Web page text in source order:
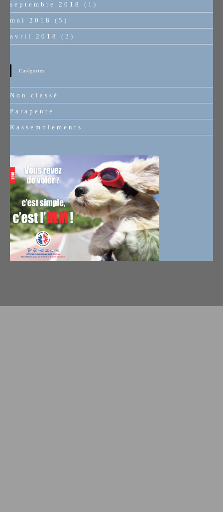
septembre 2018 (1)
mai 2018 (5)
avril 2018 (2)
Catégories
Non classé
Parapente
Rassemblements